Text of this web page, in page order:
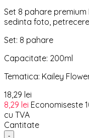
Set 8 pahare
sedinta foto,
Set: 8 pahare
Capacitate: 200ml
Tematica: Kailey
18,29 lei
8,29 lei Economiseste
cu TVA
Cantitate
-